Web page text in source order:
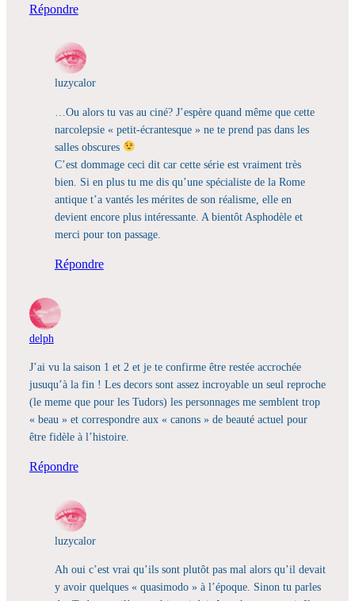
Répondre
luzycalor
…Ou alors tu vas au ciné? J’espère quand même que cette
narcolepsie « petit-écrantesque » ne te prend pas dans les
salles obscures
C’est dommage ceci dit car cette série est vraiment très
bien. Si en plus tu me dis qu’une spécialiste de la Rome
antique t’a vantés les mérites de son réalisme, elle en
devient encore plus intéressante. A bientôt Asphodèle et
merci pour ton passage.
Répondre
delph
J’ai vu la saison 1 et 2 et je te confirme être restée accrochée
jusuqu’à la fin ! Les decors sont assez incroyable un seul reproche
(le meme que pour les Tudors) les personnages me semblent trop
« beau » et correspondre aux « canons » de beauté actuel pour
être fidèle à l’histoire.
Répondre
luzycalor
Ah oui c’est vrai qu’ils sont plutôt pas mal alors qu’il devait
y avoir quelques « quasimodo » à l’époque. Sinon tu parles